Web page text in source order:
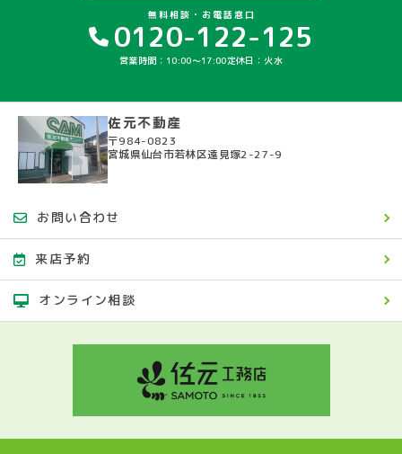
い
無料相談・お電話窓口
0120-122-125
営業時間：10:00〜17:00定休日：火水
佐元不動産
〒984-0823
宮城県仙台市若林区遠見塚2-27-9
お問い合わせ
来店予約
オンライン相談